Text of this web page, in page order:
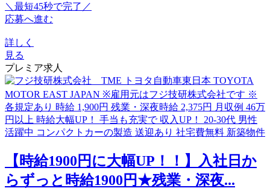
＼最短45秒で完了／
応募へ進む
詳しく
見る
プレミア求人
【時給1900円に大幅UP！！】入社日か
らずっと時給1900円★残業・深夜...